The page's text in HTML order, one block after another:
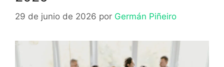
29 de junio de 2026 por Germán Piñeiro